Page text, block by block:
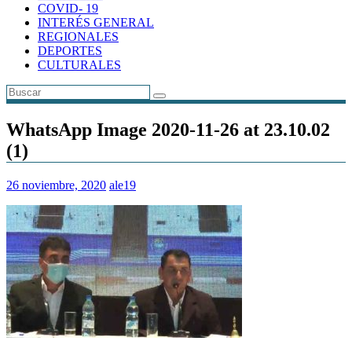
COVID- 19
INTERÉS GENERAL
REGIONALES
DEPORTES
CULTURALES
WhatsApp Image 2020-11-26 at 23.10.02
(1)
26 noviembre, 2020 ale19